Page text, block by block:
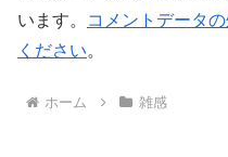
います。
コメントデータ
ください。
ホーム 雑感